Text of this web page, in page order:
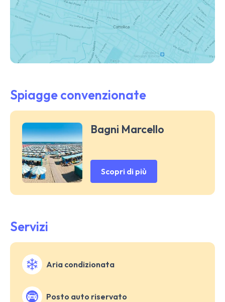
Spiagge convenzionate
Bagni Marcello
Scopri di più
Servizi
Aria condizionata
Posto auto riservato